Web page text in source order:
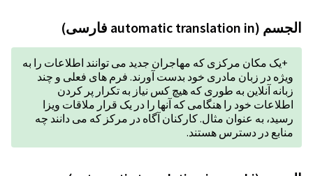
جدید می توانند اطلاعات را به
آورند. فرم های فعلی و چند
نیاز به تکرار پر کردن
را در یک قرار ملاقات ویزا
آگاه در مرکز که می دانند چه